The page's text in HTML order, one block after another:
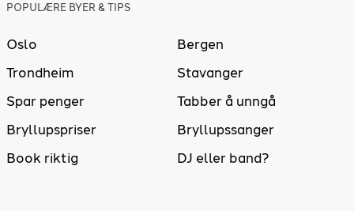
POPULÆRE BYER & TIPS
Oslo
Bergen
Trondheim
Stavanger
Spar penger
Tabber å unngå
Bryllupspriser
Bryllupssanger
Book riktig
DJ eller band?